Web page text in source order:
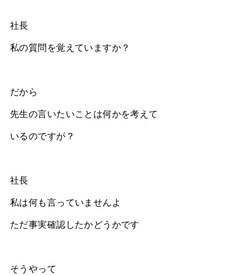
社長
私の質問を覚えていますか？
だから
先生の言いたいことは何かを考えて
いるのですが？
社長
私は何も言っていませんよ
ただ事実確認したかどうかです
そうやって